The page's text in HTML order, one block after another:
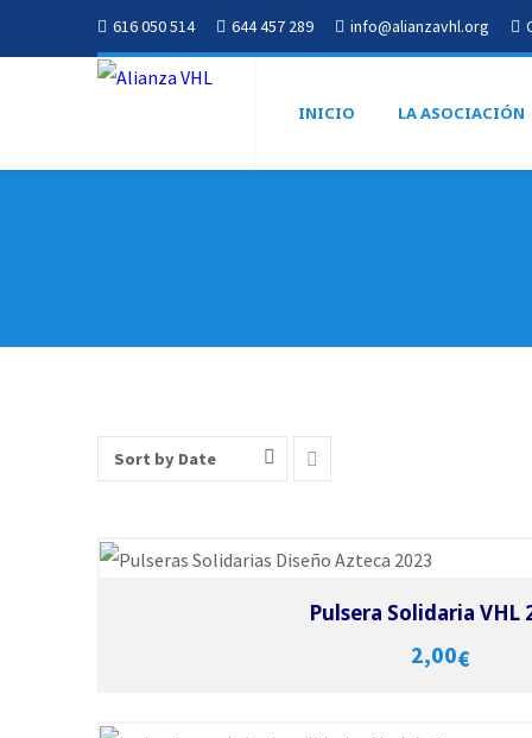
616 050 514 644 457 289 info@alianzavhl.org
INICIO LA ASOCIACIÓN
Sort by Date
Pulsera Solidaria VHL
2,00€